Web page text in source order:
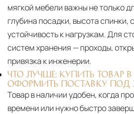
мягкой мебели важны не только
глубина посадки, высота спинки,
устойчивость к нагрузкам. Для
систем хранения — проходы,
привязка к инженерии.
ЧТО ЛУЧШЕ: КУПИТЬ ТОВАР
ОФОРМИТЬ ПОСТАВКУ ПОД
Товар в наличии удобен, когда
времени или нужно быстро